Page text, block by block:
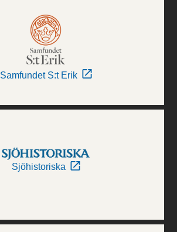
Samfundet S:t Erik
Sjöhistoriska